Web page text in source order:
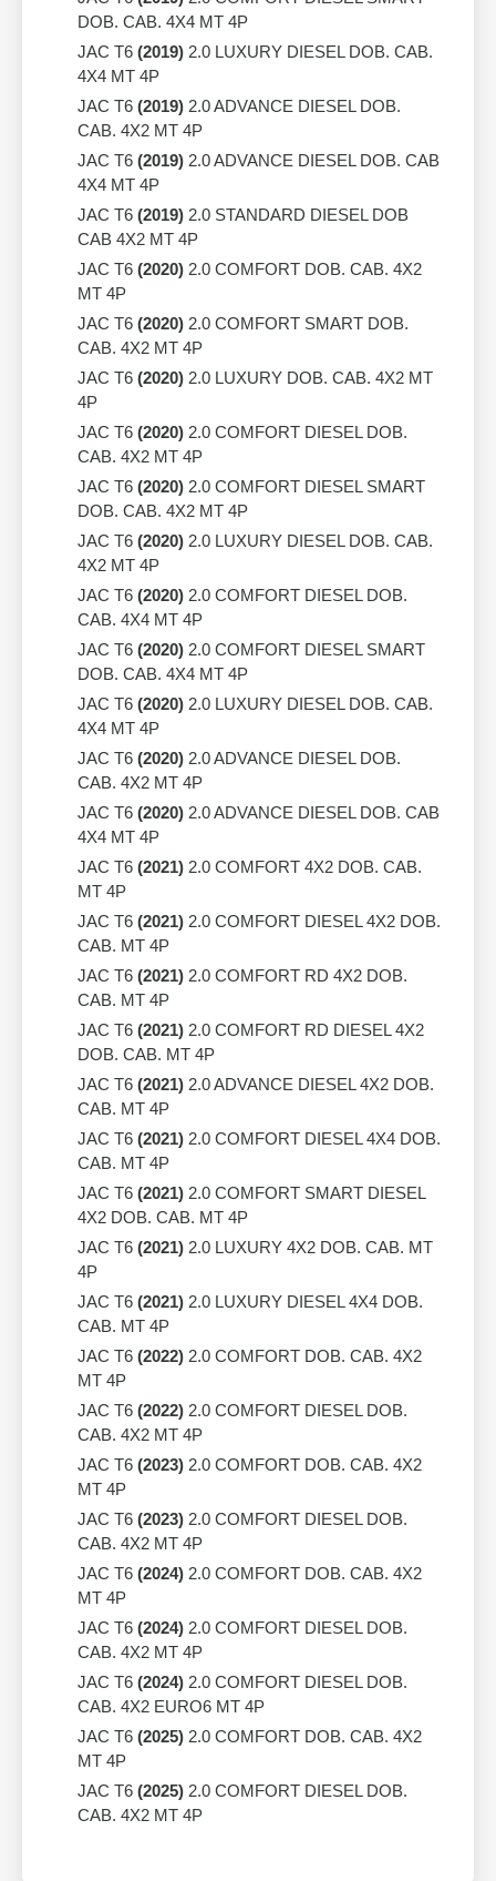
DOB. CAB. 4X4 MT 4P
JAC T6 (2019) 2.0 LUXURY DIESEL DOB. CAB.
4X4 MT 4P
JAC T6 (2019) 2.0 ADVANCE DIESEL DOB.
CAB. 4X2 MT 4P
JAC T6 (2019) 2.0 ADVANCE DIESEL DOB. CAB
4X4 MT 4P
JAC T6 (2019) 2.0 STANDARD DIESEL DOB
CAB 4X2 MT 4P
JAC T6 (2020) 2.0 COMFORT DOB. CAB. 4X2
MT 4P
JAC T6 (2020) 2.0 COMFORT SMART DOB.
CAB. 4X2 MT 4P
JAC T6 (2020) 2.0 LUXURY DOB. CAB. 4X2 MT
4P
JAC T6 (2020) 2.0 COMFORT DIESEL DOB.
CAB. 4X2 MT 4P
JAC T6 (2020) 2.0 COMFORT DIESEL SMART
DOB. CAB. 4X2 MT 4P
JAC T6 (2020) 2.0 LUXURY DIESEL DOB. CAB.
4X2 MT 4P
JAC T6 (2020) 2.0 COMFORT DIESEL DOB.
CAB. 4X4 MT 4P
JAC T6 (2020) 2.0 COMFORT DIESEL SMART
DOB. CAB. 4X4 MT 4P
JAC T6 (2020) 2.0 LUXURY DIESEL DOB. CAB.
4X4 MT 4P
JAC T6 (2020) 2.0 ADVANCE DIESEL DOB.
CAB. 4X2 MT 4P
JAC T6 (2020) 2.0 ADVANCE DIESEL DOB. CAB
4X4 MT 4P
JAC T6 (2021) 2.0 COMFORT 4X2 DOB. CAB.
MT 4P
JAC T6 (2021) 2.0 COMFORT DIESEL 4X2 DOB.
CAB. MT 4P
JAC T6 (2021) 2.0 COMFORT RD 4X2 DOB.
CAB. MT 4P
JAC T6 (2021) 2.0 COMFORT RD DIESEL 4X2
DOB. CAB. MT 4P
JAC T6 (2021) 2.0 ADVANCE DIESEL 4X2 DOB.
CAB. MT 4P
JAC T6 (2021) 2.0 COMFORT DIESEL 4X4 DOB.
CAB. MT 4P
JAC T6 (2021) 2.0 COMFORT SMART DIESEL
4X2 DOB. CAB. MT 4P
JAC T6 (2021) 2.0 LUXURY 4X2 DOB. CAB. MT
4P
JAC T6 (2021) 2.0 LUXURY DIESEL 4X4 DOB.
CAB. MT 4P
JAC T6 (2022) 2.0 COMFORT DOB. CAB. 4X2
MT 4P
JAC T6 (2022) 2.0 COMFORT DIESEL DOB.
CAB. 4X2 MT 4P
JAC T6 (2023) 2.0 COMFORT DOB. CAB. 4X2
MT 4P
JAC T6 (2023) 2.0 COMFORT DIESEL DOB.
CAB. 4X2 MT 4P
JAC T6 (2024) 2.0 COMFORT DOB. CAB. 4X2
MT 4P
JAC T6 (2024) 2.0 COMFORT DIESEL DOB.
CAB. 4X2 MT 4P
JAC T6 (2024) 2.0 COMFORT DIESEL DOB.
CAB. 4X2 EURO6 MT 4P
JAC T6 (2025) 2.0 COMFORT DOB. CAB. 4X2
MT 4P
JAC T6 (2025) 2.0 COMFORT DIESEL DOB.
CAB. 4X2 MT 4P